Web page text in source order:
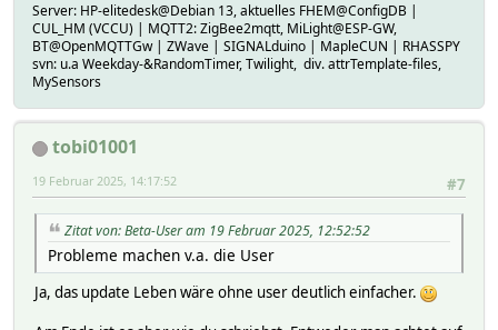
Server: HP-elitedesk@Debian 13, aktuelles FHEM@ConfigDB |
CUL_HM (VCCU) | MQTT2: ZigBee2mqtt, MiLight@ESP-GW,
BT@OpenMQTTGw | ZWave | SIGNALduino | MapleCUN | RHASSPY
svn: u.a Weekday-&RandomTimer, Twilight, div. attrTemplate-files,
MySensors
tobi01001
#7
19 Februar 2025, 14:17:52
Zitat von: Beta-User am 19 Februar 2025, 12:52:52
Probleme machen v.a. die User
Ja, das update Leben wäre ohne user deutlich einfacher.